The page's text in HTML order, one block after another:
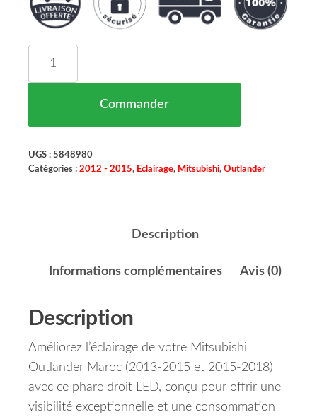
Commander
UGS : 5848980
Catégories : 2012 - 2015, Eclairage, Mitsubishi, Outlander
Description
Informations complémentaires Avis (0)
Description
Améliorez l’éclairage de votre Mitsubishi
Outlander Maroc (2013-2015 et 2015-2018)
avec ce phare droit LED, conçu pour offrir une
visibilité exceptionnelle et une consommation